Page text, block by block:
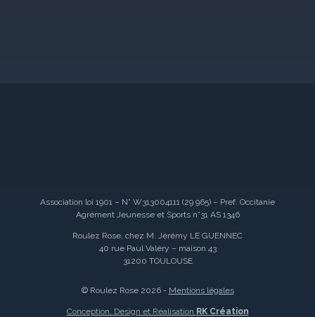
Association loi 1901 – N° W313004111 (29 965) – Pref. Occitanie
Agrément Jeunesse et Sports n°31 AS 1346
Roulez Rose, chez M. Jérémy LE GUENNEC
40 rue Paul Valéry – maison 43
31200 TOULOUSE
© Roulez Rose 2026 - Mentions légales
Conception, Design et Réalisation RK Création